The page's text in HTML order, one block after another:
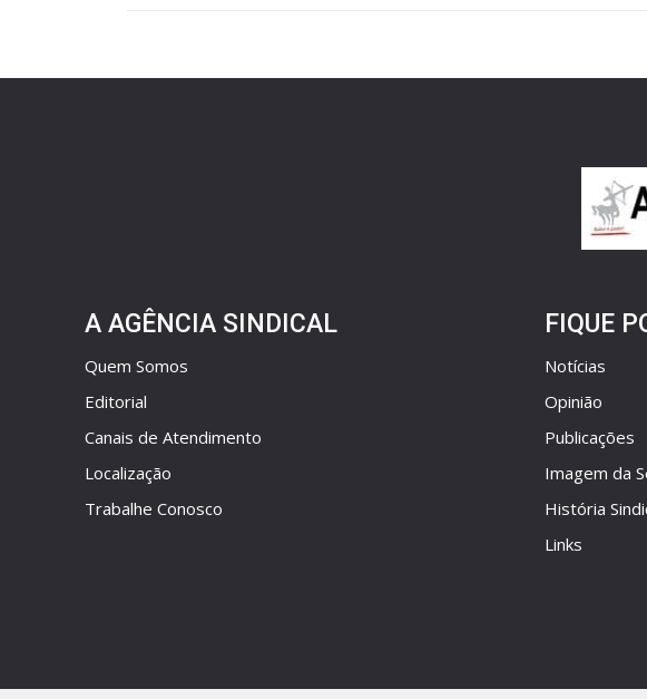
A AGÊNCIA SINDICAL
Quem Somos
Editorial
Canais de Atendimento
Localização
Trabalhe Conosco
FIQUE
Notícias
Opinião
Publicações
Imagem da
História
Links